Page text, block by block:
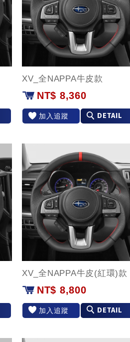
XV_全NAPPA牛皮款
NT$ 8,360
加入追蹤 DETAIL
XV_全NAPPA牛皮(紅環)款
NT$ 8,800
加入追蹤 DETAIL